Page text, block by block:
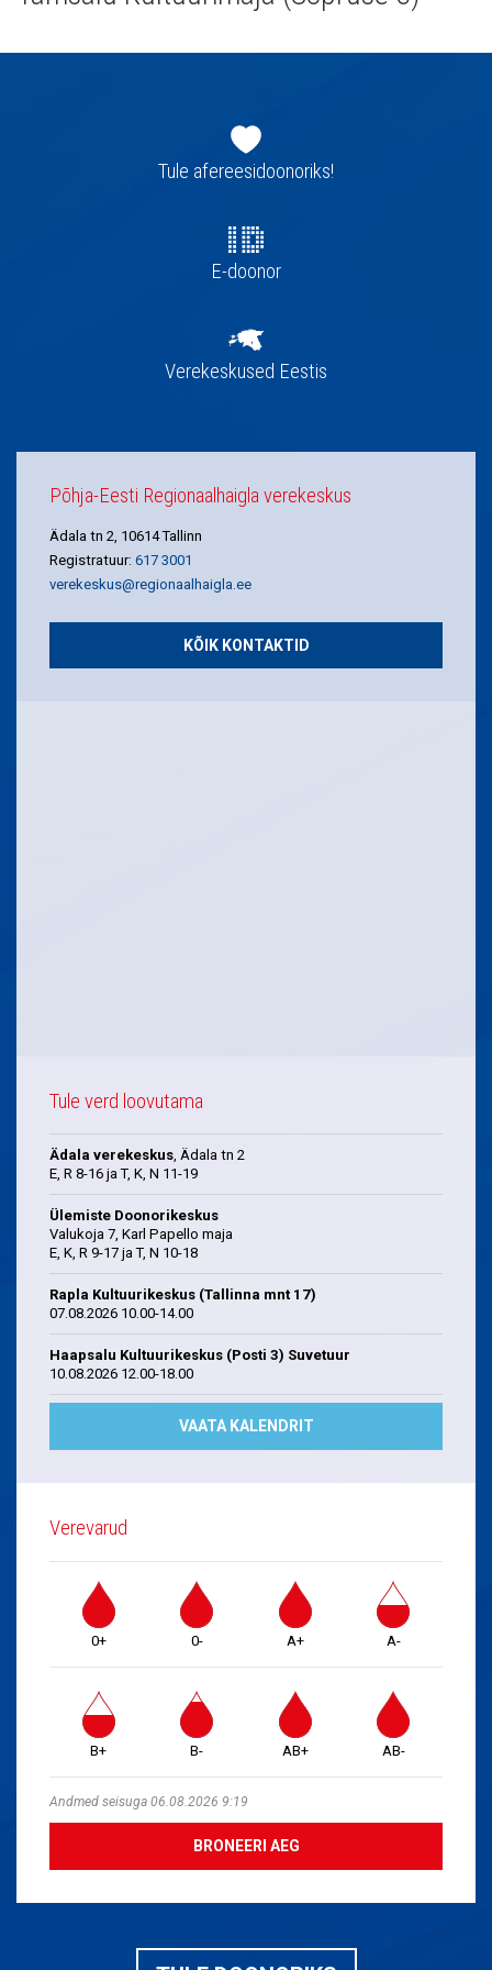
navigatsioonTule afereesidoonoriks!
E-doonor
Verekeskused Eestis
Põhja-Eesti Regionaalhaigla verekeskus
Ädala tn 2, 10614 Tallinn
Registratuur: 617 3001
verekeskus@regionaalhaigla.ee
KÕIK KONTAKTID
Tule verd loovutama
Ädala verekeskus, Ädala tn 2
E, R 8-16 ja T, K, N 11-19
Ülemiste Doonorikeskus
Valukoja 7, Karl Papello maja
E, K, R 9-17 ja T, N 10-18
Rapla Kultuurikeskus (Tallinna mnt 17)
07.08.2026 10.00-14.00
Haapsalu Kultuurikeskus (Posti 3) Suvetuur
10.08.2026 12.00-18.00
VAATA KALENDRIT
Verevarud
0+ 0- A+ A-
B+ B- AB+ AB-
Andmed seisuga 06.08.2026 9:19
BRONEERI AEG